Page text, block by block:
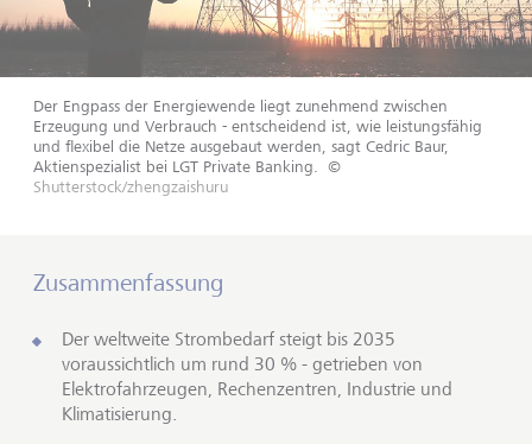
Der Engpass der Energiewende liegt zunehmend zwischen
Erzeugung und Verbrauch - entscheidend ist, wie leistungsfähig
und flexibel die Netze ausgebaut werden, sagt Cedric Baur,
Aktienspezialist bei LGT Private Banking.
©
Shutterstock/zhengzaishuru
Zusammenfassung
Der weltweite Strombedarf steigt bis 2035
voraussichtlich um rund 30 % - getrieben von
Elektrofahrzeugen, Rechenzentren, Industrie und
Klimatisierung.